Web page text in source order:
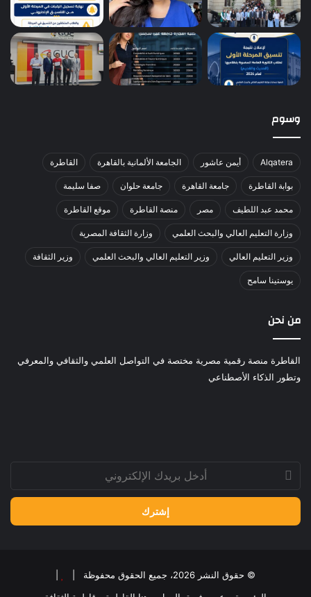
وسوم
Alqatera أيمن عاشور الجامعة الألمانية بالقاهرة القاطرة
بوابة القاطرة جامعة القاهرة جامعة حلوان صفا سليمة
محمد عبد اللطيف مصر منصة القاطرة موقع القاطرة
وزارة التعليم العالي والبحث العلمي وزارة الثقافة المصرية
وزير التعليم العالي وزير التعليم العالي والبحث العلمي وزير الثقافة
يوستينا سامح
من نحن
القاطرة منصة رقمية مصرية مختصة في التواصل العلمي والثقافي والمعرفي
وتطور الذكاء الأصطناعي
بريدك
الإلكتروني
© حقوق النشر 2026، جميع الحقوق محفوظة |